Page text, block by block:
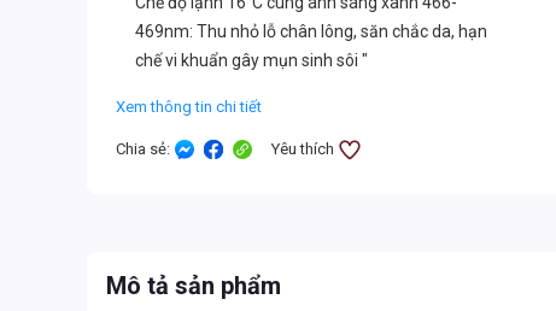
469nm: Thu nhỏ lỗ chân lông, săn chắc da, hạn
chế vi khuẩn gây mụn sinh sôi "
Xem thông tin chi tiết
Chia sẻ: Yêu thích
Mô tả sản phẩm